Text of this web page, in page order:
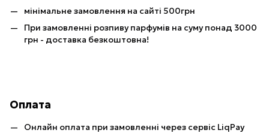
мінімальне замовлення на сайті 500грн
При замовленні розпиву парфумів на суму понад 3000
грн - доставка безкоштовна!
Оплата
Онлайн оплата при замовленні через сервіс LiqPay